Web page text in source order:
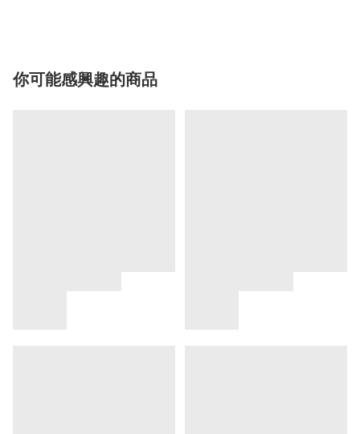
你可能感興趣的商品